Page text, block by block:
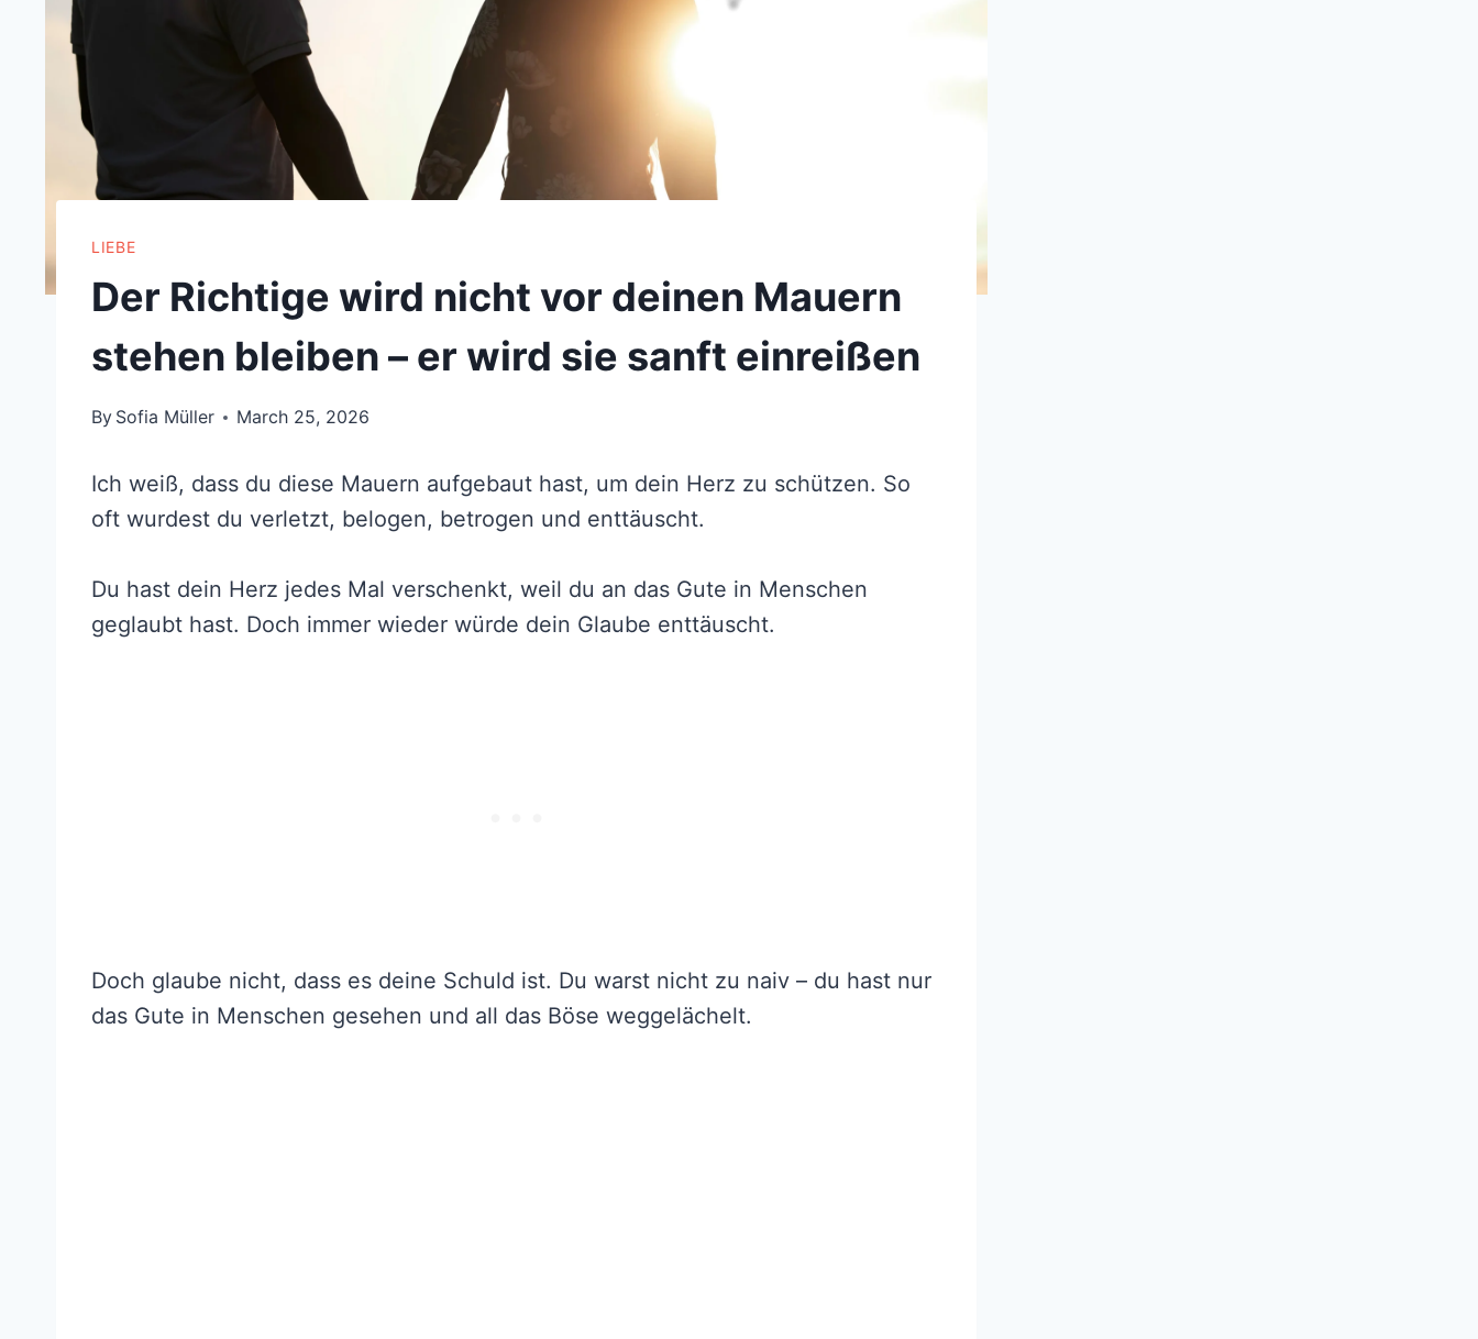
LIEBE
Der Richtige wird nicht vor deinen Mauern
stehen bleiben – er wird sie sanft einreißen
By Sofia Müller March 25, 2026
Ich weiß, dass du diese Mauern aufgebaut hast, um dein Herz zu schützen. So
oft wurdest du verletzt, belogen, betrogen und enttäuscht.
Du hast dein Herz jedes Mal verschenkt, weil du an das Gute in Menschen
geglaubt hast. Doch immer wieder würde dein Glaube enttäuscht.
Doch glaube nicht, dass es deine Schuld ist. Du warst nicht zu naiv – du hast nur
das Gute in Menschen gesehen und all das Böse weggelächelt.